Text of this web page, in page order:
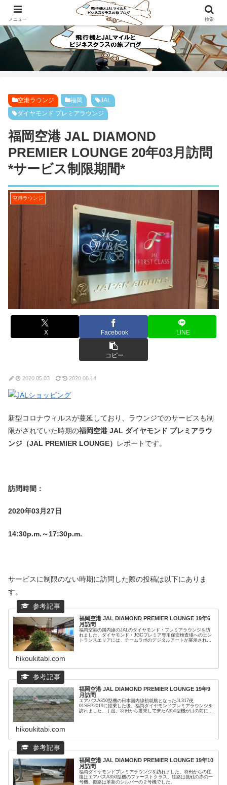
ビジネスクラスで旅にでよう！！
空港ラウンジ 福岡
JAL
ダイヤモンド プレミアラウンジ
福岡空港 JAL DIAMOND
PREMIER LOUNGE 20年03月訪問
*サービス制限期間*
空港ラウンジ
X Facebook LINE
コピー
2020.05.03 2020.08.14
新型コロナウィルスが蔓延しており、ラウンジでのサービスも制
限がされていた時期の福岡空港 JAL ダイヤモンド プレミアラウ
ンジ（JAL PREMIER LOUNGE）
レポートです。
訪問時間：
2020年03月27日
14:30p.m.～17:30p.m.
サービスに制限のない時期に訪問した際の投稿は以下にありま
す。
福岡空港 JAL DIAMOND PREMIER LOUNGE 19年6
月訪問
福岡空港の国内線のJALのダイヤモンド・プレミアラウンジを訪
れました。ダイヤモンド・JGCプレミア専用保安検査場へのエン
トランスエリアには、チームラボのデジタルアートが展示されて
hikoukitabi.com
福岡空港 JAL DIAMOND PREMIER LOUNGE 19年9
月訪問
エアバスA350型機の日本国内線初就航となったJL317便
01SEP2019に搭乗した後、福岡ダイヤモンドプレミアラウンジを
訪れました。丁度、羽田から搭乗して来たA350型機が目の前に見
hikoukitabi.com
福岡空港 JAL DIAMOND PREMIER LOUNGE 19年10
月訪問
福岡ダイヤモンドプレミアラウンジを訪れました。羽田からの往
復はエアバスA350型機のファーストクラス。往路は挑戦の赤の一
号機、復路は革新のシルバーの２号機でした。
メニュー 検索